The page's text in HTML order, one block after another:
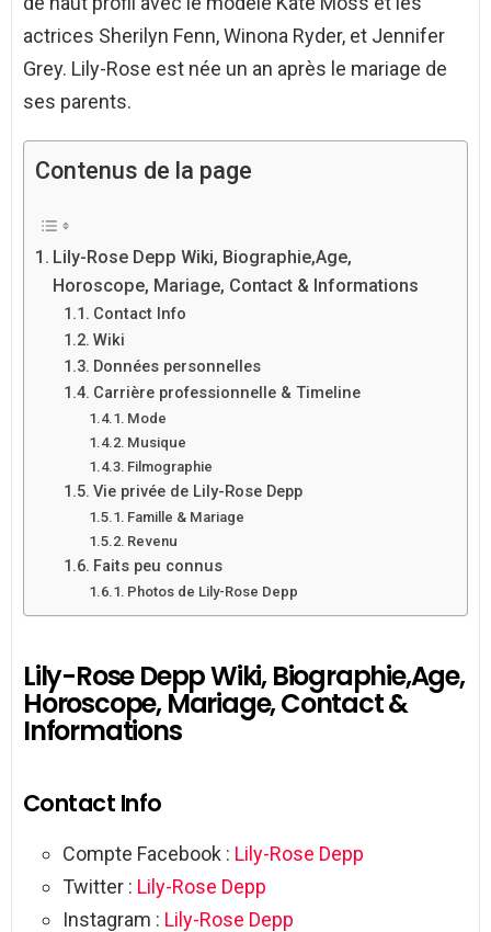
actrices Sherilyn Fenn, Winona Ryder, et Jennifer
Grey. Lily-Rose est née un an après le mariage de
ses parents.
Contenus de la page
Lily-Rose Depp Wiki, Biographie,Age,
Horoscope, Mariage, Contact & Informations
Contact Info
Wiki
Données personnelles
Carrière professionnelle & Timeline
Mode
Musique
Filmographie
Vie privée de Lily-Rose Depp
Famille & Mariage
Revenu
Faits peu connus
Photos de Lily-Rose Depp
Lily-Rose Depp Wiki, Biographie,Age,
Horoscope, Mariage, Contact &
Informations
Contact Info
Compte Facebook : Lily-Rose Depp
Twitter : Lily-Rose Depp
Instagram : Lily-Rose Depp